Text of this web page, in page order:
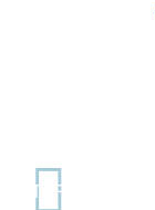
TOP